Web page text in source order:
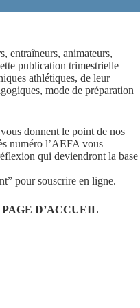
entraîneurs, animateurs,
publication trimestrielle
athlétiques, de leur
mode de préparation
donnent le point de nos
numéro l’AEFA vous
qui deviendront la base
pour souscrire en ligne.
D’ACCUEIL